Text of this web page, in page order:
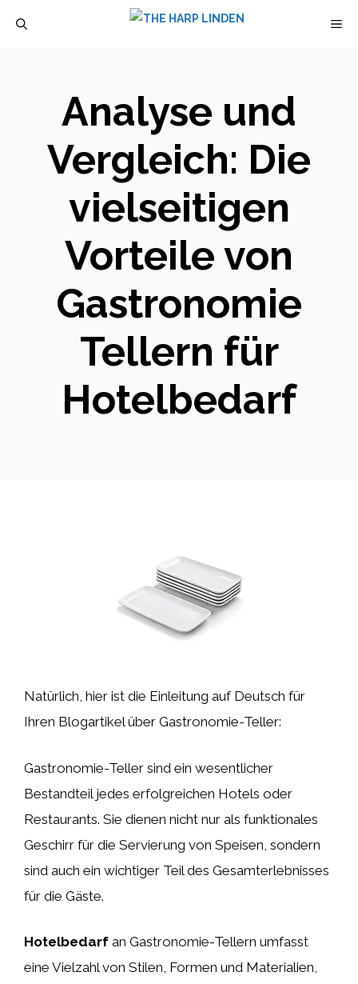
Analyse und
Vergleich: Die
vielseitigen
Vorteile von
Gastronomie
Tellern für
Hotelbedarf
Natürlich, hier ist die Einleitung auf Deutsch für
Ihren Blogartikel über Gastronomie-Teller:
Gastronomie-Teller sind ein wesentlicher
Bestandteil jedes erfolgreichen Hotels oder
Restaurants. Sie dienen nicht nur als funktionales
Geschirr für die Servierung von Speisen, sondern
sind auch ein wichtiger Teil des Gesamterlebnisses
für die Gäste.
Hotelbedarf an Gastronomie-Tellern umfasst
eine Vielzahl von Stilen, Formen und Materialien,